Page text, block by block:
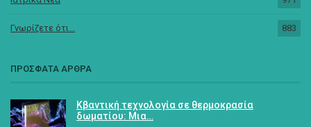
Γνωρίζετε ότι... 883
ΠΡΟΣΦΑΤΑ ΑΡΘΡΑ
Κβαντική τεχνολογία σε θερμοκρασία
δωματίου: Μια…